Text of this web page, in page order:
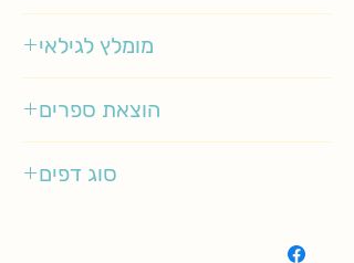
מומלץ לגילאי
הוצאת ספרים
סוג דפים